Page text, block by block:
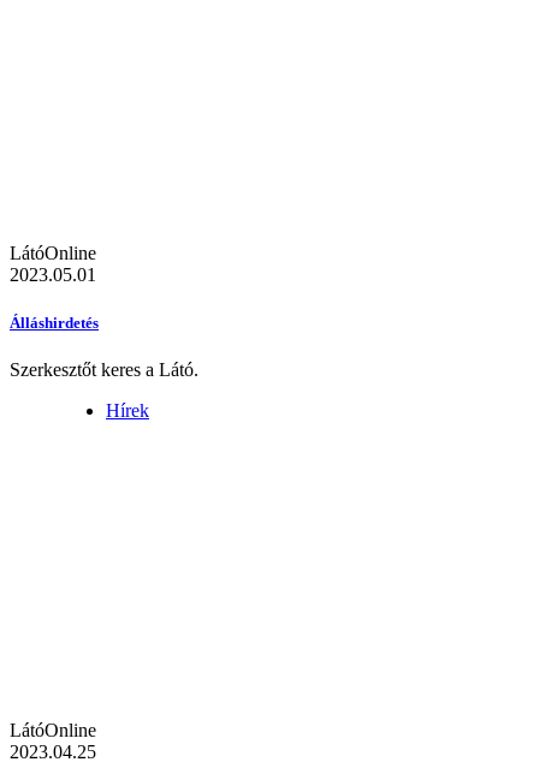
LátóOnline
2023.05.01
Álláshirdetés
Szerkesztőt keres a Látó.
Hírek
LátóOnline
2023.04.25